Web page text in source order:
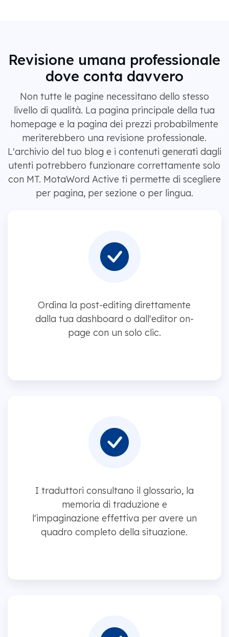
Revisione umana professionale
dove conta davvero
Non tutte le pagine necessitano dello stesso
livello di qualità. La pagina principale della tua
homepage e la pagina dei prezzi probabilmente
meriterebbero una revisione professionale.
L'archivio del tuo blog e i contenuti generati dagli
utenti potrebbero funzionare correttamente solo
con MT. MotaWord Active ti permette di scegliere
per pagina, per sezione o per lingua.
Ordina la post-editing direttamente
dalla tua dashboard o dall'editor on-
page con un solo clic.
I traduttori consultano il glossario, la
memoria di traduzione e
l'impaginazione effettiva per avere un
quadro completo della situazione.